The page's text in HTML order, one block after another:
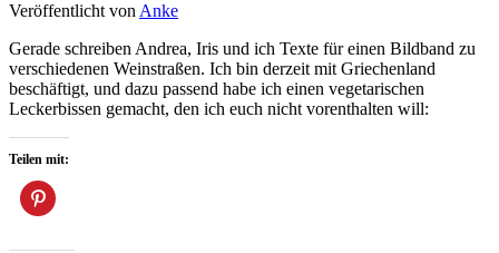
Veröffentlicht von Anke
Gerade schreiben Andrea, Iris und ich Texte für einen Bildband zu
verschiedenen Weinstraßen. Ich bin derzeit mit Griechenland
beschäftigt, und dazu passend habe ich einen vegetarischen
Leckerbissen gemacht, den ich euch nicht vorenthalten will:
Teilen mit: